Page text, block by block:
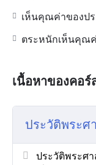
เห็นคุณค่าของป
ตระหนักเห็นคุณ
เนื้อหาของคอร์
ประวัติพระศ
ประวัติพระศา